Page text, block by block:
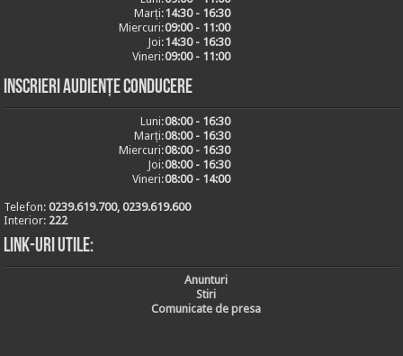
Marți:14:30 - 16:30
Miercuri:09:00 - 11:00
Joi:14:30 - 16:30
Vineri:09:00 - 11:00
Inscrieri audiențe conducere
Luni:08:00 - 16:30
Marți:08:00 - 16:30
Miercuri:08:00 - 16:30
Joi:08:00 - 16:30
Vineri:08:00 - 14:00
Telefon:0239.619.700, 0239.619.600
Interior: 222
Link-uri utile:
Anunturi
Stiri
Comunicate de presa